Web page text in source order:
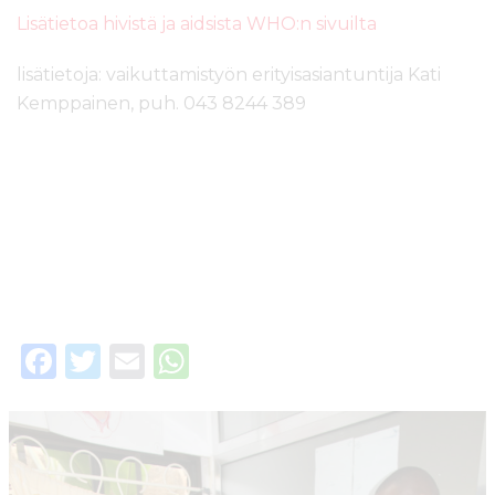
Lisätietoa hivistä ja aidsista WHO:n sivuilta
lisätietoja: vaikuttamistyön erityisasiantuntija Kati
Kemppainen, puh. 043 8244 389
F
c
e
T
it
te
E
l
ts